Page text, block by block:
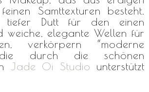
Samttexturen besteht.
tiefer Dutt für den einen
weiche, elegante Wellen für
verkörpern “moderne
die durch die schönen
Jade Oi Studio unterstützt